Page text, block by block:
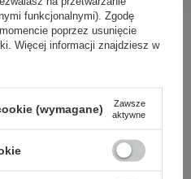
również
funkcjonalnymi). Zgodę
poprzez usunięcie
Więcej informacji znajdziesz w
(wymagane)
Zawsze
aktywne